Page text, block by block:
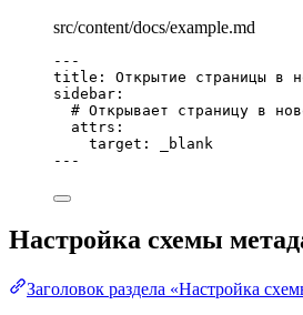
src/content/docs/example.md
---
title : Открытие страницы в
sidebar :
# Открывает страницу в
attrs :
target :
_blank
---
Настройка схемы
Заголовок раздела «Настройка